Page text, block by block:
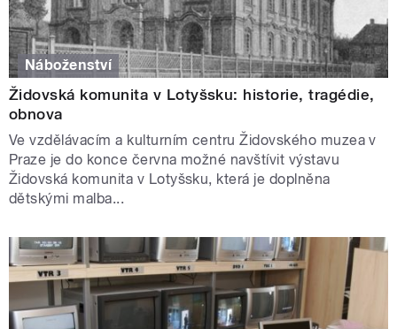
Náboženství
Židovská komunita v Lotyšsku: historie, tragédie,
obnova
Ve vzdělávacím a kulturním centru Židovského muzea v
Praze je do konce června možné navštívit výstavu
Židovská komunita v Lotyšsku, která je doplněna
dětskými malba...